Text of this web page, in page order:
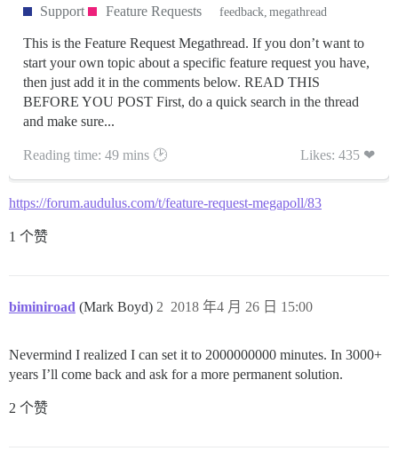
Support Feature Requests feedback megathread
This is the Feature Request Megathread. If you don’t want to
start your own topic about a specific feature request you have,
then just add it in the comments below. READ THIS
BEFORE YOU POST First, do a quick search in the thread
and make sure...
Reading time: 49 mins 🕑 Likes: 435 ❤
https://forum.audulus.com/t/feature-request-megapoll/83
1 个赞
biminiroad (Mark Boyd) 2018 年4 月 26 日 15:00
2
Nevermind I realized I can set it to 2000000000 minutes. In 3000+
years I’ll come back and ask for a more permanent solution.
2 个赞